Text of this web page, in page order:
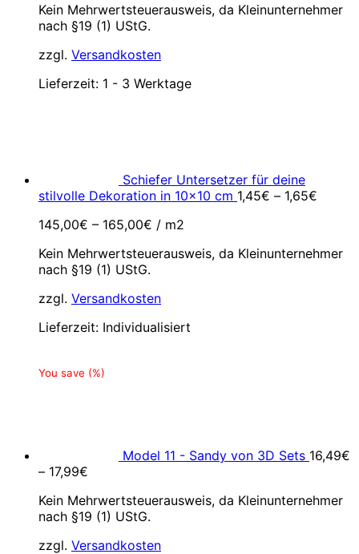
Kein Mehrwertsteuerausweis, da Kleinunternehmer
nach §19 (1) UStG.
zzgl. Versandkosten
Lieferzeit: 1 - 3 Werktage
Schiefer Untersetzer für deine
stilvolle Dekoration in 10x10 cm 1,45€ – 1,65€
145,00€ – 165,00€ / m2
Kein Mehrwertsteuerausweis, da Kleinunternehmer
nach §19 (1) UStG.
zzgl. Versandkosten
Lieferzeit: Individualisiert
You save (%)
Model 11 - Sandy von 3D Sets 16,49€
– 17,99€
Kein Mehrwertsteuerausweis, da Kleinunternehmer
nach §19 (1) UStG.
zzgl. Versandkosten